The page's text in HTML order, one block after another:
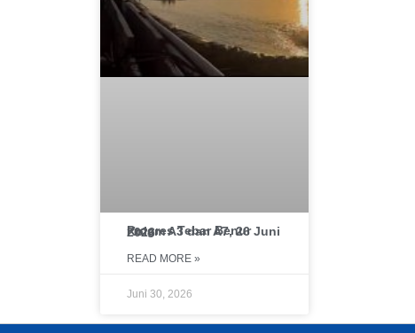
Progres Tebar Benur Kolam A3 dan A7, 26 Juni 2026
READ MORE »
Juni 30, 2026